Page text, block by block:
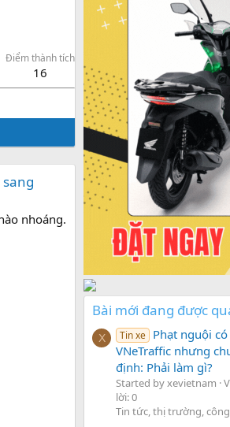
Điểm thành tích
16
nhoáng.
Bài mới đang được
X Tin xe Phạt nguội
VNeTraffic nhưng
định: Phải làm gì?
Started by xevietnam
lời: 0
Tin tức, thị trường,